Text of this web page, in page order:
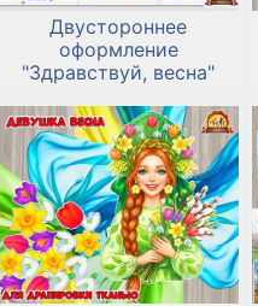
Двустороннее
оформление
"Здравствуй, весна"